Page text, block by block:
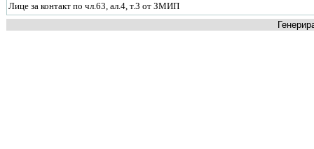
Лице за контакт по чл.63, ал.4, т.3 от ЗМИП